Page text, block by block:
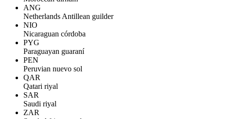
ANG
Netherlands Antillean guilder
NIO
Nicaraguan córdoba
PYG
Paraguayan guaraní
PEN
Peruvian nuevo sol
QAR
Qatari riyal
SAR
Saudi riyal
ZAR